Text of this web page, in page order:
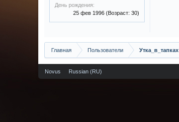
День рождения:
25 фев 1996 (Возраст: 30)
Главная Пользователи Утка_в_тапках
Novus Russian (RU)